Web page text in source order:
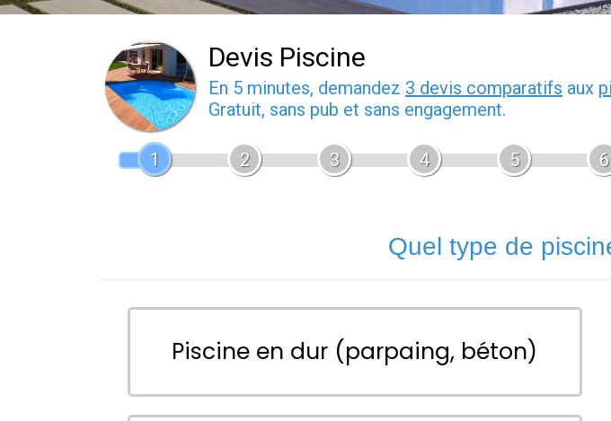
Devis Piscine
En 5 minutes, demandez 3 devis comparatifs aux
Gratuit, sans pub et sans engagement.
1 2 3 4 5 6
Quel type de
Piscine en dur (parpaing, béton)